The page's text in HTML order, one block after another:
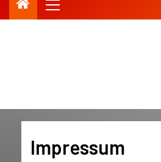
Impressum